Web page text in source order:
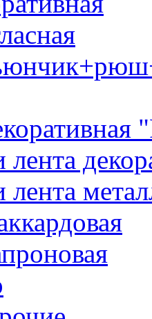
лента
лента